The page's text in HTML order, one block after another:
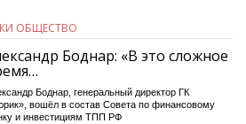
ОБЩЕСТВО
Боднар: «В это сложное
Боднар, генеральный директор ГК
вошёл в состав Совета по финансовому
и инвестициям ТПП РФ